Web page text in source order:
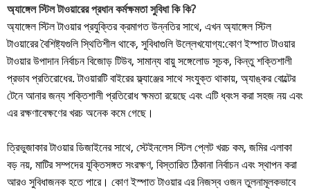
অ্যাঙ্গেল স্টিল টাওয়ারের প্রধান কর্মক্ষমতা সুবিধা কি কি?
অ্যাঙ্গেল স্টিল টাওয়ার প্রযুক্তির ক্রমাগত উন্নতির সাথে, এখন অ্যাঙ্গেল স্টিল
টাওয়ারের বৈশিষ্ট্যগুলি স্থিতিশীল থাকে, সুবিধাগুলি উল্লেখযোগ্য:কোণ ইস্পাত টাওয়ার
টাওয়ার উপাদান নির্বাচন বিজোড় টিউব, সামান্য বায়ু সঙ্গেলোড সূচক, কিন্তু শক্তিশালী
প্রভাব প্রতিরোধের. টাওয়ারটি বাইরের ফ্ল্যাঞ্জের সাথে সংযুক্ত থাকায়, অ্যাঙ্কর বোল্টের
টেনে আনার জন্য শক্তিশালী প্রতিরোধ ক্ষমতা রয়েছে এবং এটি ধ্বংস করা সহজ নয় এবং
এর রক্ষণাবেক্ষণের খরচ অনেক কমে গেছে।
ত্রিভুজাকার টাওয়ার ডিজাইনের সাথে, স্টেইনলেস স্টিল প্লেট খরচ কম, জমির এলাকা
বড় নয়, মাটির সম্পদের যুক্তিসঙ্গত সংরক্ষণ, বিস্তারিত ঠিকানা নির্বাচন এবং স্থাপন করা
আরও সুবিধাজনক হতে পারে। কোণ ইস্পাত টাওয়ার এর নিজস্ব ওজন তুলনামূলকভাবে